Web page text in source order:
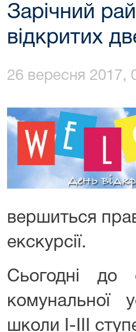
Зарічний
відкритих
26 вересня 2017,
вершиться
екскурсії.
Сьогодні до
комунальної
школи I-III